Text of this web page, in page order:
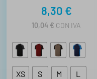
8,30 €
10,04 € CON IVA
XS S M
L